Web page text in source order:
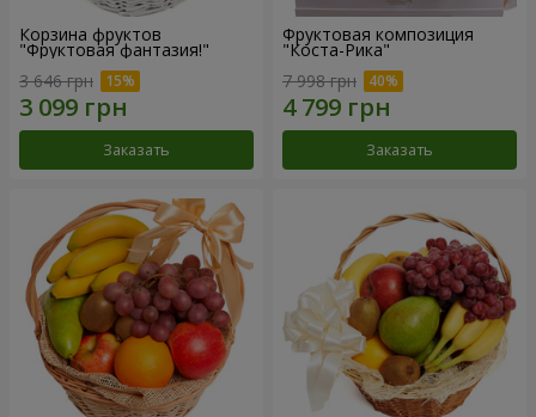
Корзина фруктов
"Фруктовая фантазия!"
3 646 грн
Заказать
Фруктовая композиция
"Коста-Рика"
7 998 грн
Заказать